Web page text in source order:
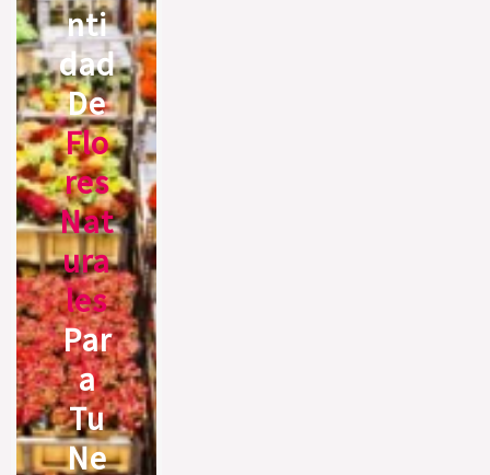
Nti
Dad
De
Flo
Res
Nat
Ura
Les
Par
A
Tu
Ne